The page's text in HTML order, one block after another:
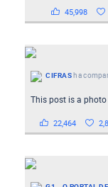
45,998
CIFRASha
This post is a
22,464